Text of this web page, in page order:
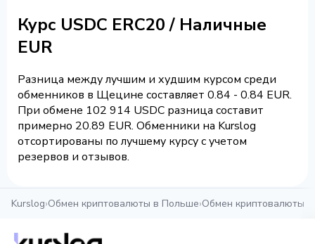
Курс USDC ERC20 / Наличные
EUR
Разница между лучшим и худшим курсом среди
обменников в Щецине составляет 0.84 - 0.84 EUR.
При обмене 102 914 USDC разница составит
примерно 20.89 EUR. Обменники на Kurslog
отсортированы по лучшему курсу с учетом
резервов и отзывов.
Kurslog›Обмен криптовалюты в Польше›Обмен криптовалюты